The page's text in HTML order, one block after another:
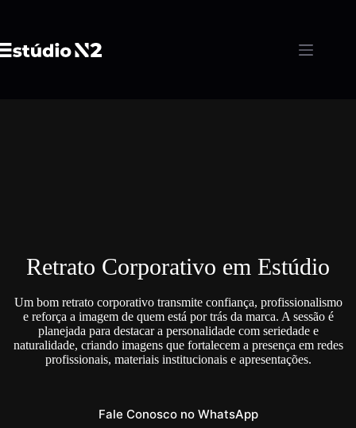
conteúdo
Retrato Corporativo em Estúdio
Um bom retrato corporativo transmite confiança, profissionalismo
e reforça a imagem de quem está por trás da marca. A sessão é
planejada para destacar a personalidade com seriedade e
naturalidade, criando imagens que fortalecem a presença em redes
profissionais, materiais institucionais e apresentações.
Fale Conosco no WhatsApp